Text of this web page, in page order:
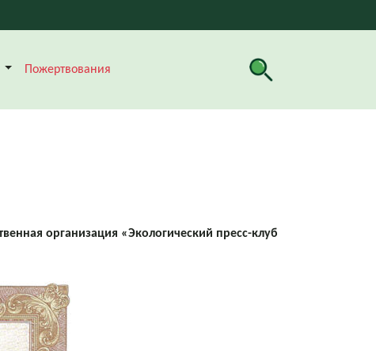
Пожертвования
организация «Экологический пресс-клуб